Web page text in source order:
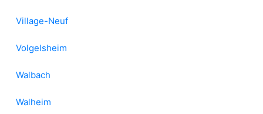
Village-Neuf
Volgelsheim
Walbach
Walheim